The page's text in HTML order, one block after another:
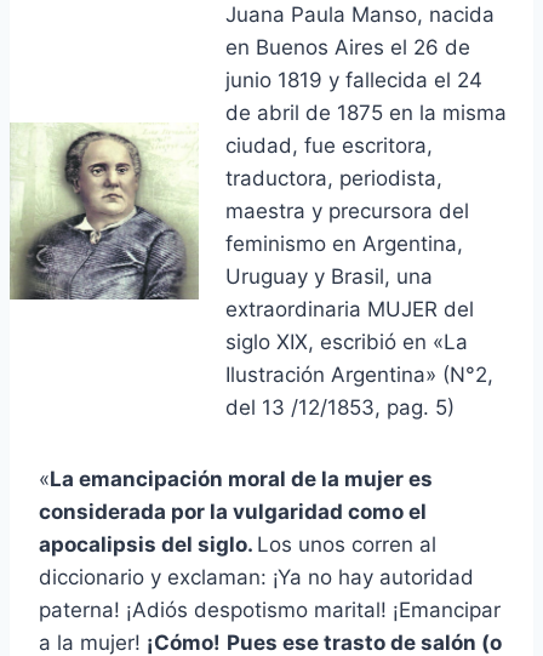
Juana Paula Manso, nacida
en Buenos Aires el 26 de
junio 1819 y fallecida el 24
de abril de 1875 en la misma
ciudad, fue escritora,
traductora, periodista,
maestra y precursora del
feminismo en Argentina,
Uruguay y Brasil, una
extraordinaria MUJER del
siglo XIX, escribió en «La
Ilustración Argentina» (N°2,
del 13 /12/1853, pag. 5)
«La emancipación moral de la mujer es
considerada por la vulgaridad como el
apocalipsis del siglo. Los unos corren al
diccionario y exclaman: ¡Ya no hay autoridad
paterna! ¡Adiós despotismo marital! ¡Emancipar
a la mujer! ¡Cómo! Pues ese trasto de salón (o